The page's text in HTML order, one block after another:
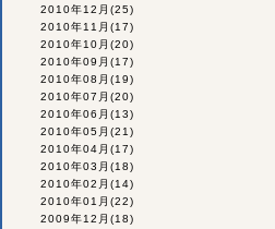
2010年12月 (25)
2010年11月 (17)
2010年10月 (20)
2010年09月 (17)
2010年08月 (19)
2010年07月 (20)
2010年06月 (13)
2010年05月 (21)
2010年04月 (17)
2010年03月 (18)
2010年02月 (14)
2010年01月 (22)
2009年12月 (18)